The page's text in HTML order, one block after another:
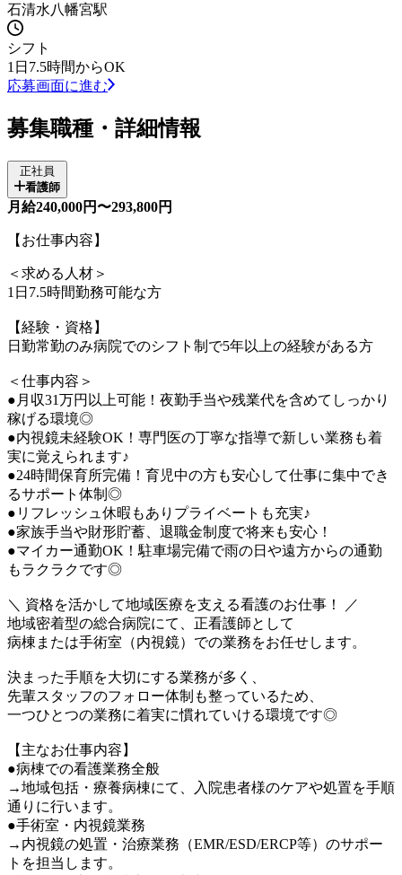
石清水八幡宮駅
シフト
1日7.5時間からOK
応募画面に進む
募集職種・詳細情報
正社員
看護師
月給240,000円〜293,800円
【お仕事内容】
＜求める人材＞
1日7.5時間勤務可能な方
【経験・資格】
日勤常勤のみ病院でのシフト制で5年以上の経験がある方
＜仕事内容＞
●月収31万円以上可能！夜勤手当や残業代を含めてしっかり
稼げる環境◎
●内視鏡未経験OK！専門医の丁寧な指導で新しい業務も着
実に覚えられます♪
●24時間保育所完備！育児中の方も安心して仕事に集中でき
るサポート体制◎
●リフレッシュ休暇もありプライベートも充実♪
●家族手当や財形貯蓄、退職金制度で将来も安心！
●マイカー通勤OK！駐車場完備で雨の日や遠方からの通勤
もラクラクです◎
＼ 資格を活かして地域医療を支える看護のお仕事！ ／
地域密着型の総合病院にて、正看護師として
病棟または手術室（内視鏡）での業務をお任せします。
決まった手順を大切にする業務が多く、
先輩スタッフのフォロー体制も整っているため、
一つひとつの業務に着実に慣れていける環境です◎
【主なお仕事内容】
●病棟での看護業務全般
→地域包括・療養病棟にて、入院患者様のケアや処置を手順
通りに行います。
●手術室・内視鏡業務
→内視鏡の処置・治療業務（EMR/ESD/ERCP等）のサポー
トを担当します。